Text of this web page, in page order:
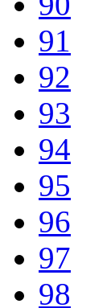
91
92
93
94
95
96
97
98